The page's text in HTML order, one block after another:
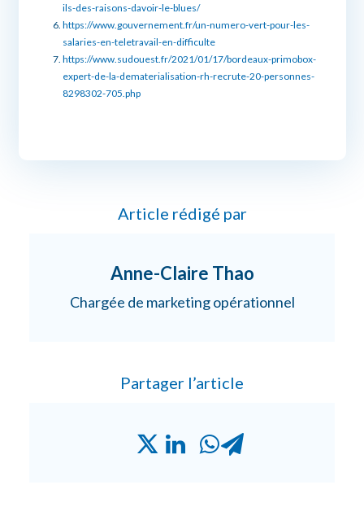
ils-des-raisons-davoir-le-blues/
https://www.gouvernement.fr/un-numero-vert-pour-les-
salaries-en-teletravail-en-difficulte
https://www.sudouest.fr/2021/01/17/bordeaux-primobox-
expert-de-la-dematerialisation-rh-recrute-20-personnes-
8298302-705.php
Article rédigé par
Anne-Claire Thao
Chargée de marketing opérationnel
Partager l’article